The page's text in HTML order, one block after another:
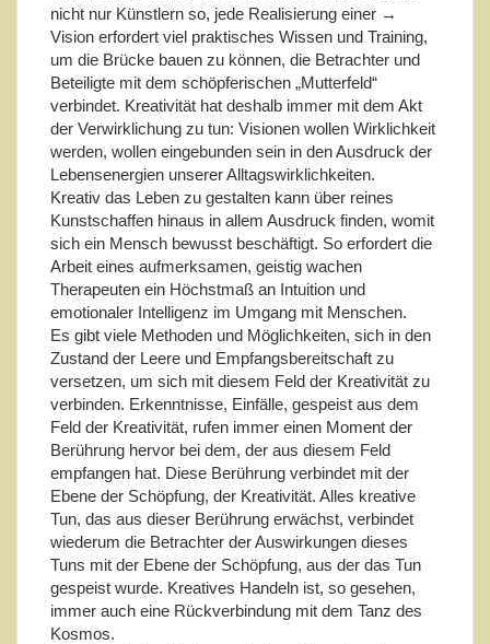
nicht nur Künstlern so, jede Realisierung einer →
Vision erfordert viel praktisches Wissen und Training,
um die Brücke bauen zu können, die Betrachter und
Beteiligte mit dem schöpferischen „Mutterfeld“
verbindet. Kreativität hat deshalb immer mit dem Akt
der Verwirklichung zu tun: Visionen wollen Wirklichkeit
werden, wollen eingebunden sein in den Ausdruck der
Lebensenergien unserer Alltagswirklichkeiten.
Kreativ das Leben zu gestalten kann über reines
Kunstschaffen hinaus in allem Ausdruck finden, womit
sich ein Mensch bewusst beschäftigt. So erfordert die
Arbeit eines aufmerksamen, geistig wachen
Therapeuten ein Höchstmaß an Intuition und
emotionaler Intelligenz im Umgang mit Menschen.
Es gibt viele Methoden und Möglichkeiten, sich in den
Zustand der Leere und Empfangsbereitschaft zu
versetzen, um sich mit diesem Feld der Kreativität zu
verbinden. Erkenntnisse, Einfälle, gespeist aus dem
Feld der Kreativität, rufen immer einen Moment der
Berührung hervor bei dem, der aus diesem Feld
empfangen hat. Diese Berührung verbindet mit der
Ebene der Schöpfung, der Kreativität. Alles kreative
Tun, das aus dieser Berührung erwächst, verbindet
wiederum die Betrachter der Auswirkungen dieses
Tuns mit der Ebene der Schöpfung, aus der das Tun
gespeist wurde. Kreatives Handeln ist, so gesehen,
immer auch eine Rückverbindung mit dem Tanz des
Kosmos.